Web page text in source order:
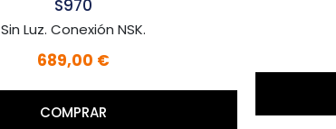
S970
Sin Luz. Conexión NSK.
689,00 €
COMPRAR